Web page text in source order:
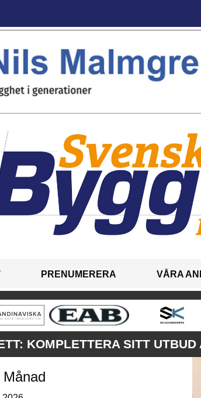
PRENUMERERA VÅRA
KOMPLETTERA SITT